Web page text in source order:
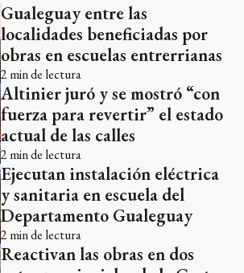
Gualeguay entre las
localidades beneficiadas por
obras en escuelas entrerrianas
2 min de lectura
Altinier juró y se mostró “con
fuerza para revertir” el estado
actual de las calles
2 min de lectura
Ejecutan instalación eléctrica
y sanitaria en escuela del
Departamento Gualeguay
2 min de lectura
Reactivan las obras en dos